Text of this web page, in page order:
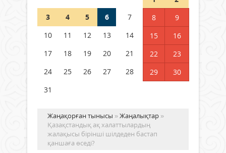
Германия аптап ыстыққа
бастады
04 тамыз 2026 ж.
3
4 5 6 7 8
9
10
11 12 13 14 15
16
17
18 19 20 21 22
23
24
25 26 27 28 29
30
31
Жаңақорған тынысы »Жаңалықтар »
Қазақстандық ақ халаттылардың
жалақысы бірінші шілдеден бастап
қаншаға өседі?